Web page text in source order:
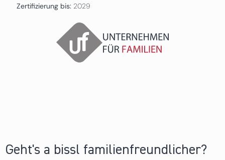
Zertifizierung bis: 2029
Geht's a bissl familienfreundlicher?